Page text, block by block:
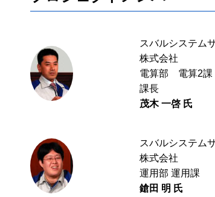
スバルシステム
株式会社
電算部 電算2課
課長
茂木 一啓 氏
スバルシステム
株式会社
運用部 運用課
鎗田 明 氏